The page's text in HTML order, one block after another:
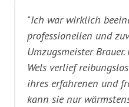
"Ich war wirklich
professionellen und
Umzugsmeister
Wels verlief
ihres erfahrenen und
kann sie nur